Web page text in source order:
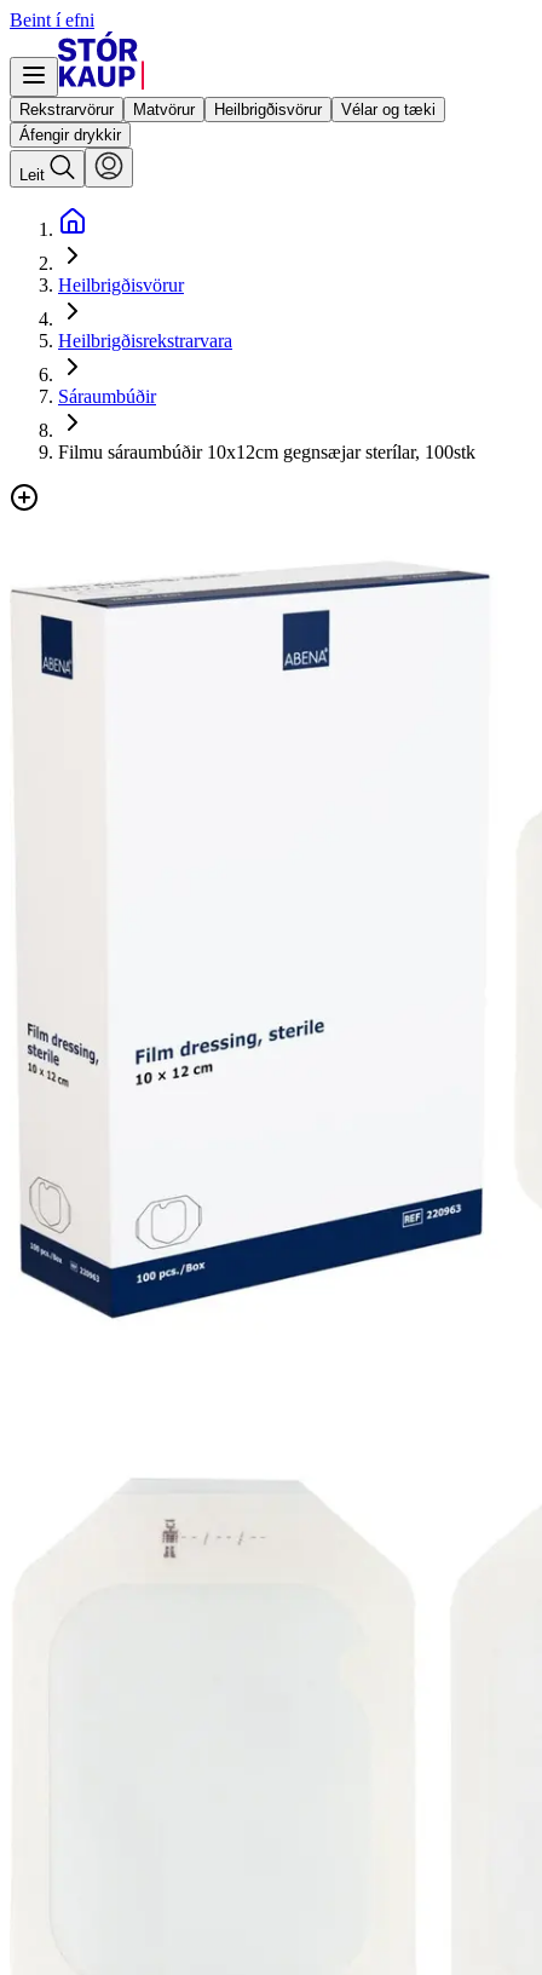
Beint í efni
Rekstrarvörur Matvörur Heilbrigðisvörur
Vélar og tæki
Áfengir drykkir
Leit
Heilbrigðisvörur
Heilbrigðisrekstrarvara
Sáraumbúðir
Filmu sáraumbúðir 10x12cm gegnsæjar sterílar, 100stk